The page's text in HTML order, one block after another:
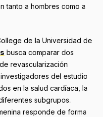
tanto a hombres como a
de la Universidad de
busca comparar dos
revascularización
del estudio
en la salud cardíaca, la
subgrupos.
responde de forma